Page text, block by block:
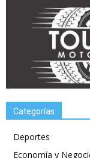
Categorías
Deportes
Economía y